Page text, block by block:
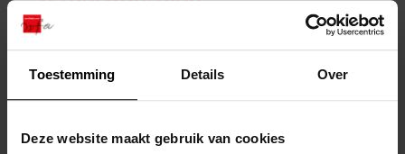
Toestemming Details Over
Deze website maakt gebruik van cookies
bouwvergunningen
omgevingsvergunningen
vergunningen
uitleg nodig?
Wij helpen u op weg met een aantal zoektips.
bekijk alle zoektips
Wij helpen u op weg met een aantal zoektips.
bekijk alle zoektips
bekijk ons geschiedenislokaal
advisering en toezicht
beleidsplan
gemeenschappelijke regeling
publiek jaarverslag
steun het archief
zoektips
Door een fout tijdens het verwerken van deze pagina is het niet